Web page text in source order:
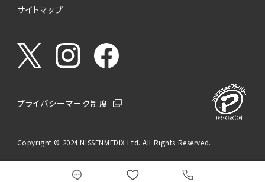
サイトマップ
プライバシーマーク制度
Copyright © 2024 NISSENMEDIX Ltd. All Rights Reserved.